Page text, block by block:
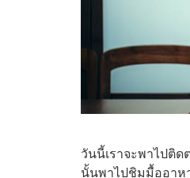
วันนี้เราจะพาไปติ
นั้นพาไปชิมมื้ออาห